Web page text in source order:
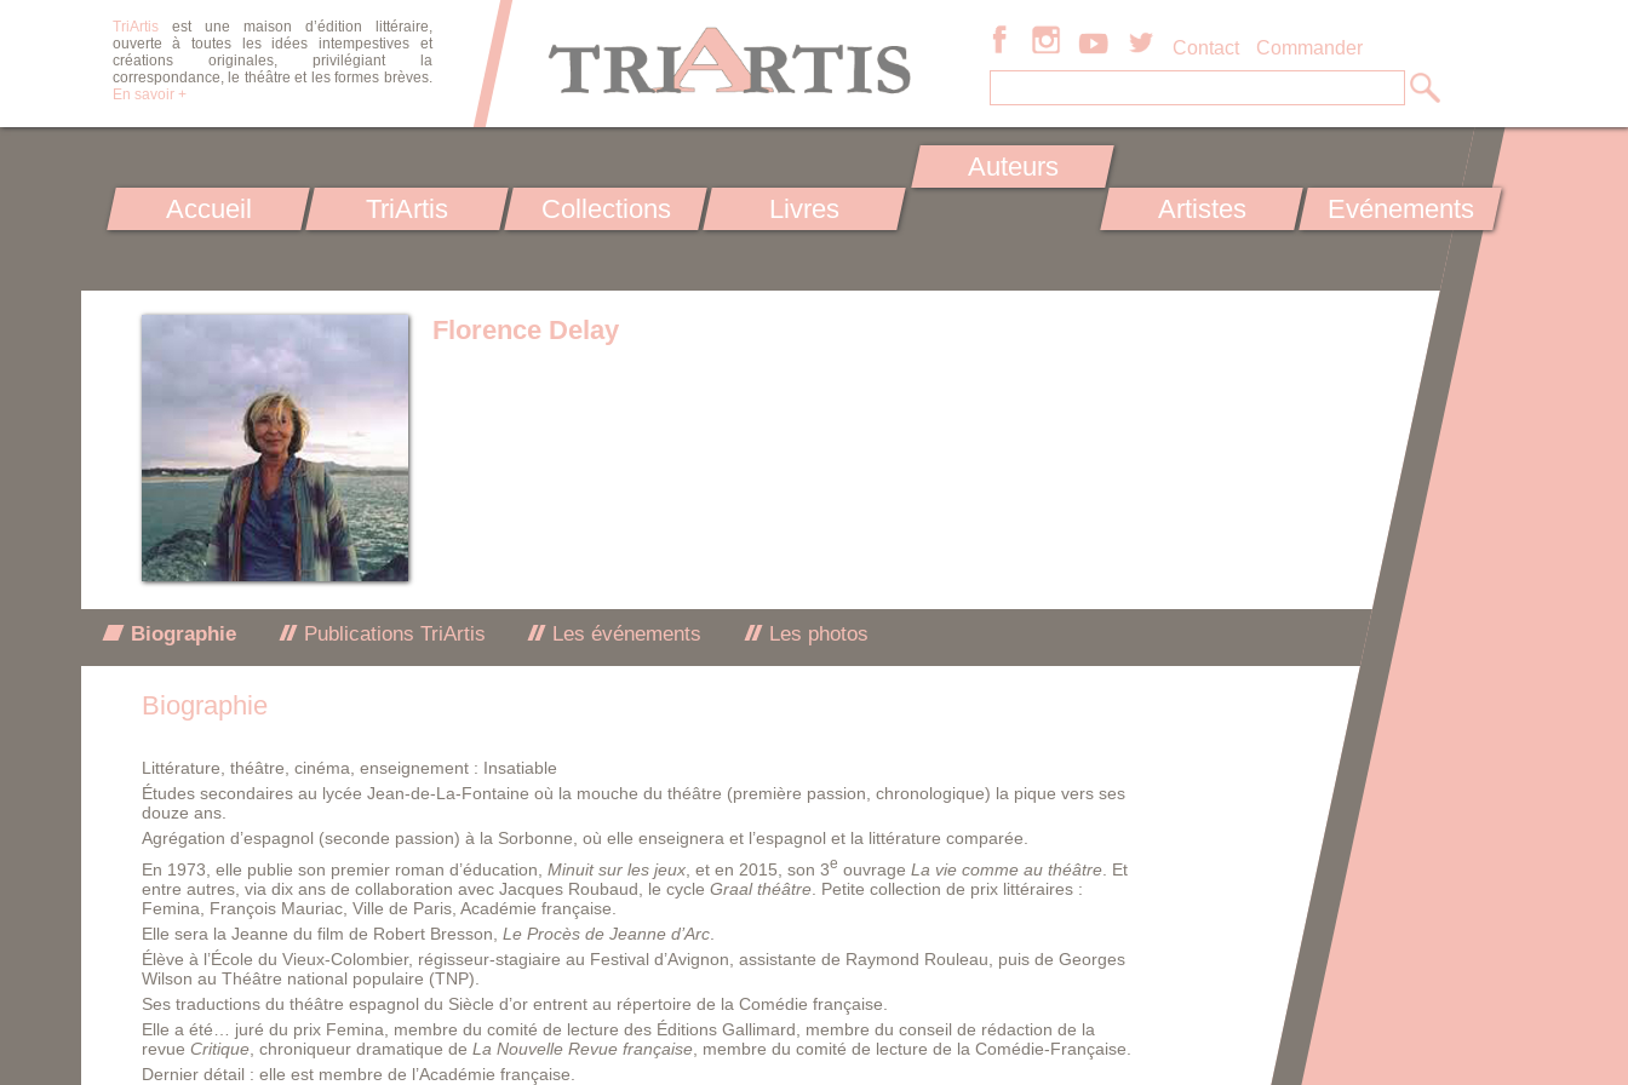
TriArtisest une maison d’édition littéraire,
ouverte à toutes les idées intempestives et
créations originales, privilégiant la
correspondance, le théâtre et les formes brèves.
En savoir +
Contact Commander
Accueil TriArtis Collections Livres
Auteurs
Artistes
Evénements
Florence Delay
Biographie Publications TriArtis Les événements Les photos
Biographie
Littérature, théâtre, cinéma, enseignement : Insatiable
Études secondaires au lycée Jean-de-La-Fontaine où la mouche du théâtre (première passion, chronologique) la pique vers ses
douze ans.
Agrégation d’espagnol (seconde passion) à la Sorbonne, où elle enseignera et l’espagnol et la littérature comparée.
En 1973, elle publie son premier roman d’éducation,Minuit sur les jeux , et en 2015, son 3e ouvrageLa vie comme au théâtre . Et
entre autres, via dix ans de collaboration avec Jacques Roubaud, le cycleGraal théâtre . Petite collection de prix littéraires :
Femina, François Mauriac, Ville de Paris, Académie française.
Elle sera la Jeanne du film de Robert Bresson,Le Procès de Jeanne d’Arc
Élève à l’École du Vieux-Colombier, régisseur-stagiaire au Festival d’Avignon, assistante de Raymond Rouleau, puis de Georges
Wilson au Théâtre national populaire (TNP).
Ses traductions du théâtre espagnol du Siècle d’or entrent au répertoire de la Comédie française.
Elle a été… juré du prix Femina, membre du comité de lecture des Éditions Gallimard, membre du conseil de rédaction de la
revueCritique , chroniqueur dramatique deLa Nouvelle Revue française , membre du comité de lecture de la Comédie-Française.
Dernier détail : elle est membre de l’Académie française.